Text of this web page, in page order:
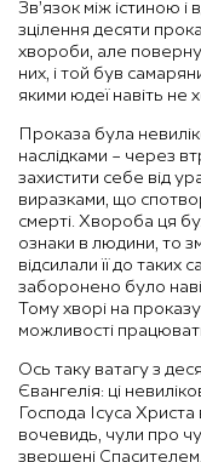
Зв’язок між істиною
зцілення десяти
хвороби, але
них, і той був
якими юдеї навіть не
Проказа була
наслідками – через
захистити себе від
виразками, що
смерті. Хвороба ця
ознаки в людини, то
відсилали її до таких
заборонено було
Тому хворі на
можливості
Ось таку ватагу з
Євангелія: ці
Господа Ісуса
вочевидь, чули про
звершені